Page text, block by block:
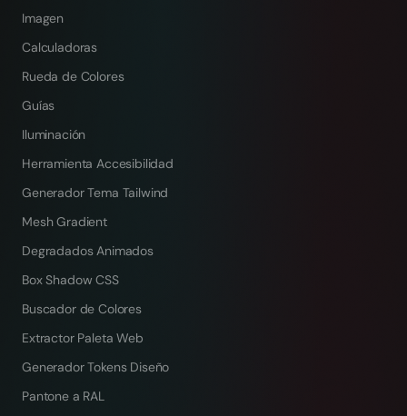
Imagen
Calculadoras
Rueda de Colores
Guías
Iluminación
Herramienta Accesibilidad
Generador Tema Tailwind
Mesh Gradient
Degradados Animados
Box Shadow CSS
Buscador de Colores
Extractor Paleta Web
Generador Tokens Diseño
Pantone a RAL